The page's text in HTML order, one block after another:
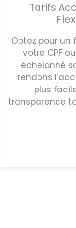
Tarifs
Optez pour
votre CPF
échelonné
rendons
plus
transparence